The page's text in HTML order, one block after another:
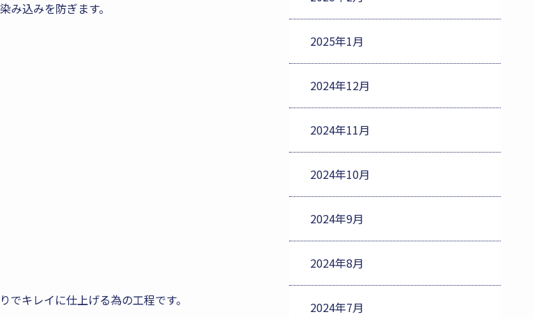
込みを防ぎます。
キレイに仕上げる為の工程です。
2025年1月
2024年12月
2024年11月
2024年10月
2024年9月
2024年8月
2024年7月